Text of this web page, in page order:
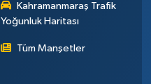
Kahramanmaraş Trafik
Yoğunluk Haritası
Tüm Manşetler